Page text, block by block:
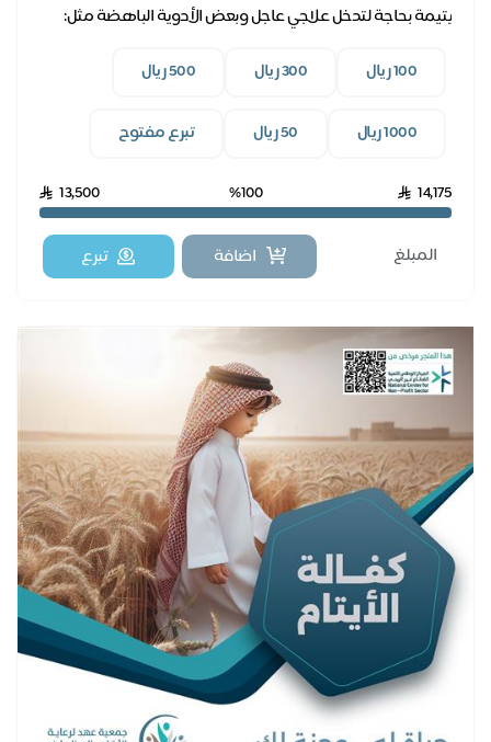
يتيمة بحاجة لتدخل علاجي عاجل وبعض الأدوية الباهضة مثل:
1000 ريال تبرع مفتوح
14,175
%100
13,500
اضافة تبرع